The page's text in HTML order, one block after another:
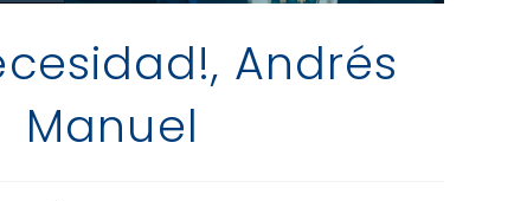
Andrés
Manuel